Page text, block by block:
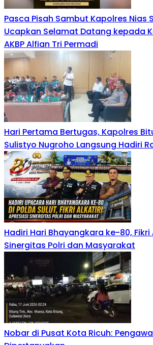
Pasca Pisah Sambut Kapolres Nias
Ucapkan Selamat Datang kepada
AKBP Alfian Tri Permadi
Hari Pertama Bertugas, Kapolres
Sulistyo Nugroho Langsung Hadiri
Hadiri Hari Bhayangkara ke-80,
Sinergitas Polri dan Masyarakat
Nobar di Pusat Kota Ricuh: